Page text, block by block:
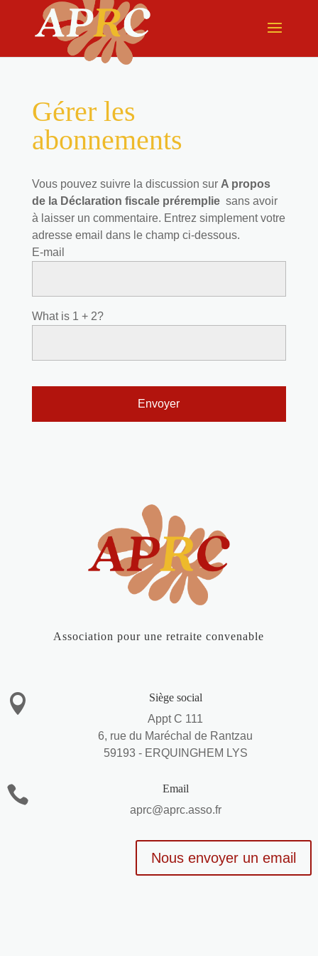
Gérer les
abonnements
Vous pouvez suivre la discussion sur A propos
de la Déclaration fiscale préremplie sans avoir
à laisser un commentaire. Entrez simplement votre
adresse email dans le champ ci-dessous.
E-mail
What is 1 + 2?
Association pour une retraite convenable

Siège social
Appt C 111
6, rue du Maréchal de Rantzau
59193 - ERQUINGHEM LYS

Email
aprc@aprc.asso.fr
Nous envoyer un email